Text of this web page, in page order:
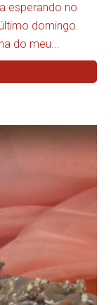
esperando no
domingo.
do meu...